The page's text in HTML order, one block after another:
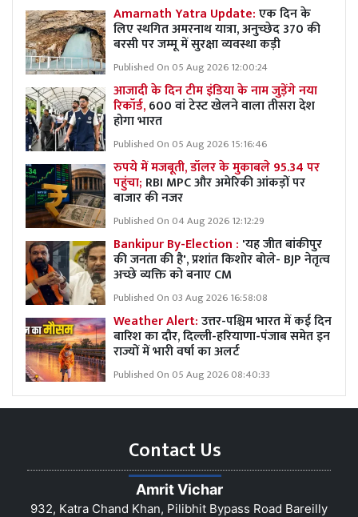
Amarnath Yatra Update:एक दिन के
लिए स्थगित अमरनाथ यात्रा, अनुच्छेद 370 की
बरसी पर जम्मू में सुरक्षा व्यवस्था कड़ी
Published On 05 Aug 2026 12:00:24
आजादी के दिन टीम इंडिया के नाम जुड़ेंगे नया
रिकॉर्ड,600 वां टेस्ट खेलने वाला तीसरा देश
होगा भारत
Published On 05 Aug 2026 15:16:46
रुपये में मजबूती, डॉलर के मुकाबले 95.34 पर
पहुंचा; RBI MPC और अमेरिकी आंकड़ों पर
बाजार की नजर
Published On 04 Aug 2026 12:12:29
Bankipur By-Election : 'यह जीत बांकीपुर
की जनता की है', प्रशांत किशोर बोले- BJP नेतृत्व
अच्छे व्यक्ति को बनाए CM
Published On 03 Aug 2026 16:58:08
Weather Alert:उत्तर-पश्चिम भारत में कई दिन
बारिश का दौर, दिल्ली-हरियाणा-पंजाब समेत इन
राज्यों में भारी वर्षा का अलर्ट
Published On 05 Aug 2026 08:40:33
Contact Us
Amrit Vichar
932, Katra Chand Khan, Pilibhit Bypass Road Bareilly